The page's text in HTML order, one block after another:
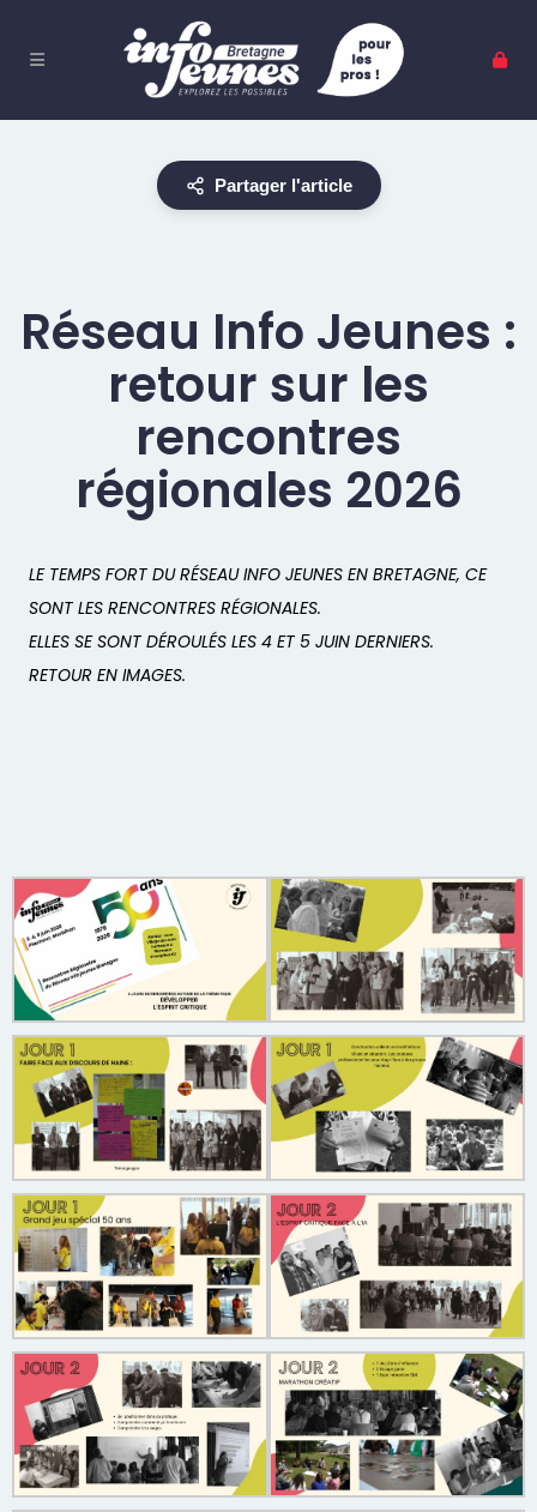
Partager l'article
Réseau Info Jeunes :
retour sur les
rencontres
régionales 2026
LE TEMPS FORT DU RÉSEAU INFO JEUNES EN BRETAGNE, CE
SONT LES RENCONTRES RÉGIONALES.
ELLES SE SONT DÉROULÉS LES 4 ET 5 JUIN DERNIERS.
RETOUR EN IMAGES.